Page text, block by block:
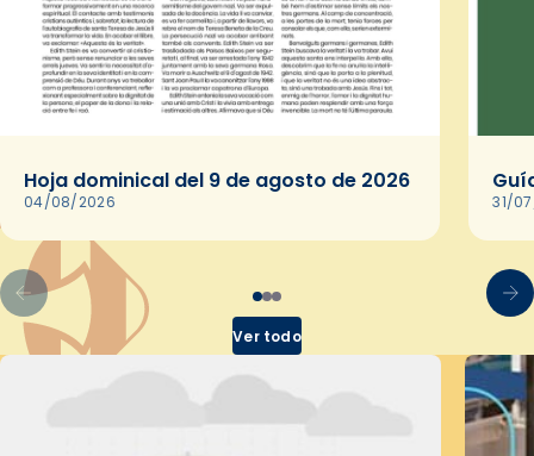
Hoja dominical del 9 de agosto de 2026
04/08/2026 31/
Ver todo